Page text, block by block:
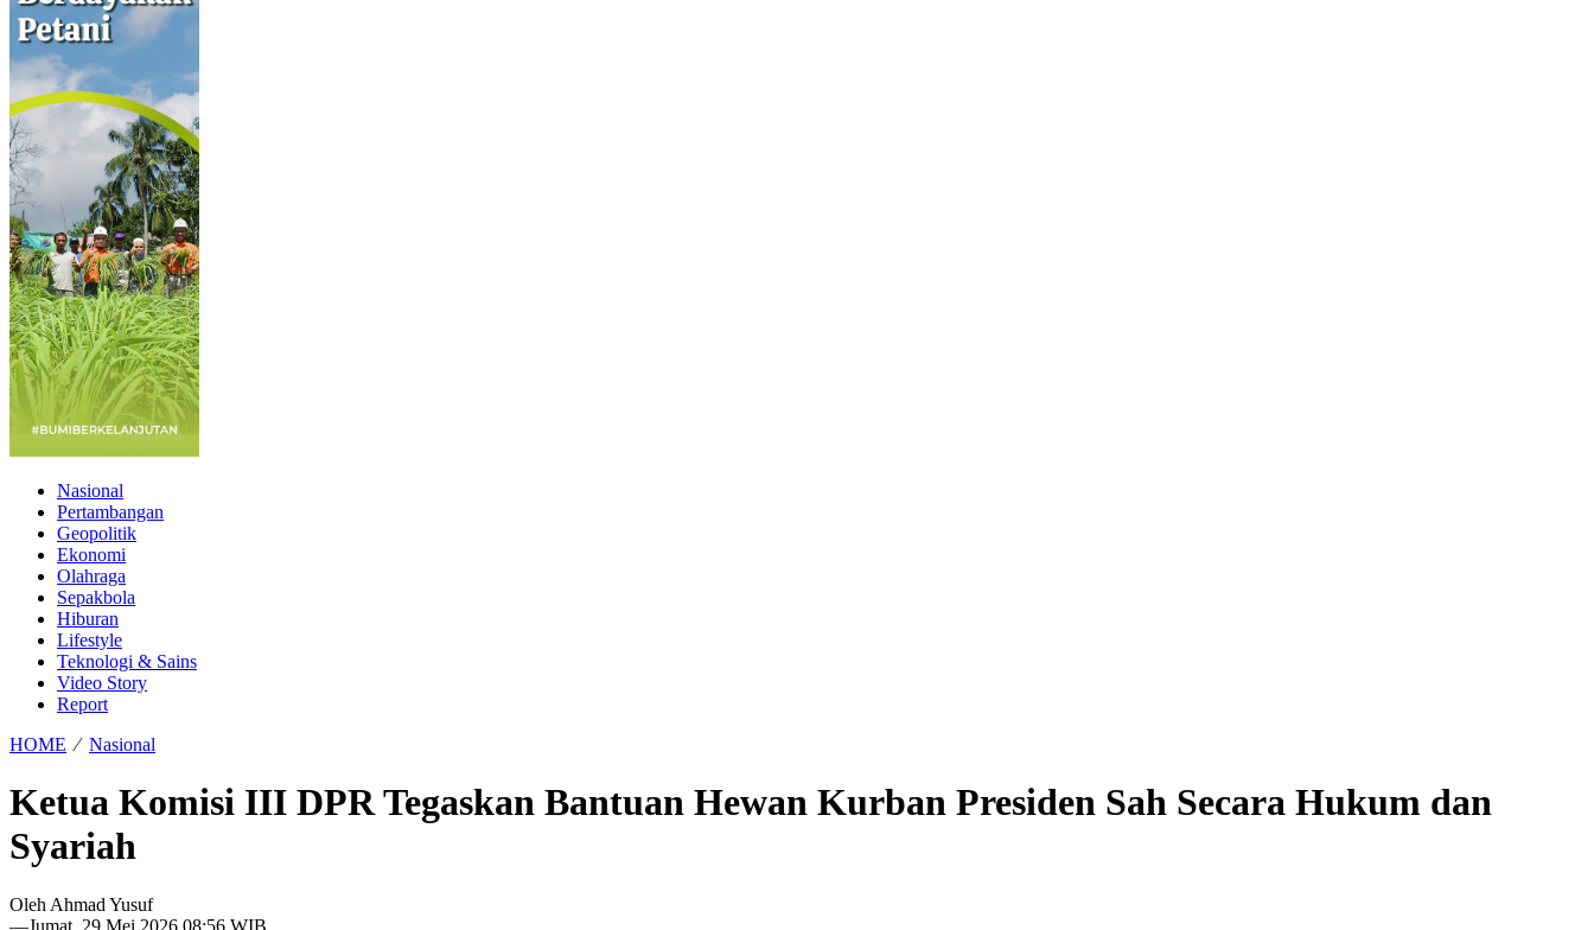
Nasional
Pertambangan
Geopolitik
Ekonomi
Olahraga
Sepakbola
Hiburan
Lifestyle
Teknologi & Sains
Video Story
Report
HOME ⁄ Nasional
Ketua Komisi III DPR Tegaskan Bantuan Hewan Kurban Presiden Sah Secara Hukum dan
Syariah
Oleh Ahmad Yusuf
—Jumat, 29 Mei 2026 08:56 WIB